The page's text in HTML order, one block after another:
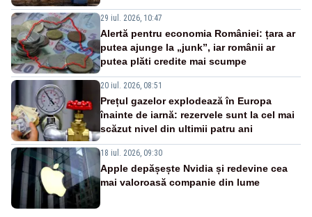
29 iul. 2026, 10:47
Alertă pentru economia României: țara ar
putea ajunge la „junk”, iar românii ar
putea plăti credite mai scumpe
20 iul. 2026, 08:51
Prețul gazelor explodează în Europa
înainte de iarnă: rezervele sunt la cel mai
scăzut nivel din ultimii patru ani
18 iul. 2026, 09:30
Apple depășește Nvidia și redevine cea
mai valoroasă companie din lume